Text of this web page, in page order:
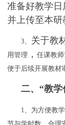
准备好教学日
并上传至本研
3、 关于教
用管理 ， 任课教
便于后续开展教材
二、 “教学
1 为方便教